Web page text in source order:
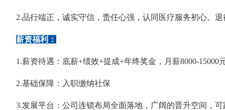
2.品行端正，诚实守信，责任心强，认同医疗服务初心。
薪资福利：
1.薪资待遇：底薪+绩效+提成+年终奖金，月薪8000-15000
2.基础保障：入职缴纳社保
3.发展平台：公司连锁布局全面落地，广阔的晋升空间，